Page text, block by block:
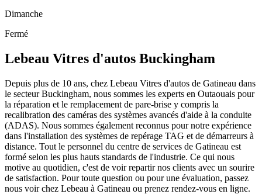
Dimanche
Fermé
Lebeau Vitres d'autos Buckingham
Depuis plus de 10 ans, chez Lebeau Vitres d'autos de Gatineau dans
le secteur Buckingham, nous sommes les experts en Outaouais pour
la réparation et le remplacement de pare-brise y compris la
recalibration des caméras des systèmes avancés d'aide à la conduite
(ADAS). Nous sommes également reconnus pour notre expérience
dans l'installation des systèmes de repérage TAG et de démarreurs à
distance. Tout le personnel du centre de services de Gatineau est
formé selon les plus hauts standards de l'industrie. Ce qui nous
motive au quotidien, c'est de voir repartir nos clients avec un sourire
de satisfaction. Pour toute question ou pour une évaluation, passez
nous voir chez Lebeau à Gatineau ou prenez rendez-vous en ligne.